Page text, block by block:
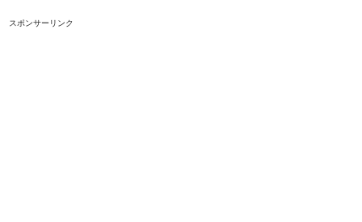
スポンサーリンク